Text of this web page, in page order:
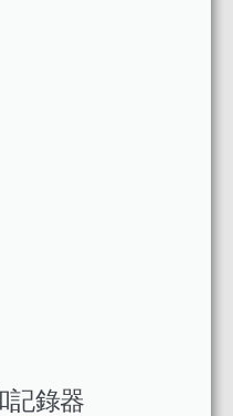
記錄器